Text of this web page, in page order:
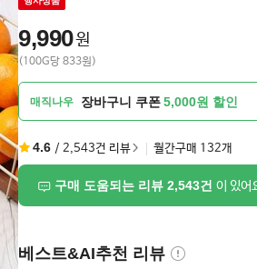
9,990원
(100G당 833원)
매직나우 장바구니 쿠폰5,000원 할인
4.6 / 2,543건 리뷰 월간구매 132개
구매 도움되는 리뷰 2,543건 이 있어
베스트&AI추천 리뷰